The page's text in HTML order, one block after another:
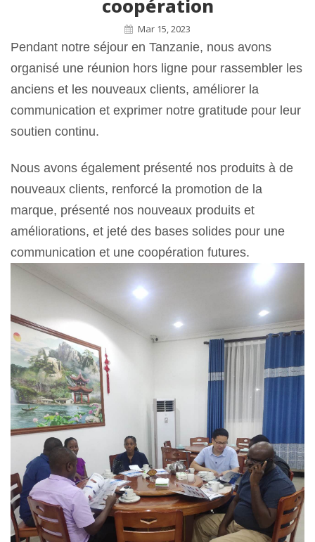
coopération
Mar 15, 2023
Pendant notre séjour en Tanzanie, nous avons
organisé une réunion hors ligne pour rassembler les
anciens et les nouveaux clients, améliorer la
communication et exprimer notre gratitude pour leur
soutien continu.
Nous avons également présenté nos produits à de
nouveaux clients, renforcé la promotion de la
marque, présenté nos nouveaux produits et
améliorations, et jeté des bases solides pour une
communication et une coopération futures.